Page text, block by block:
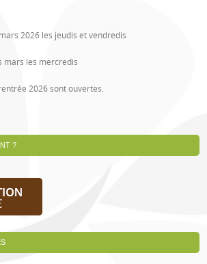
2026 les jeudis et vendredis
mars les mercredis
2026 sont ouvertes.
?